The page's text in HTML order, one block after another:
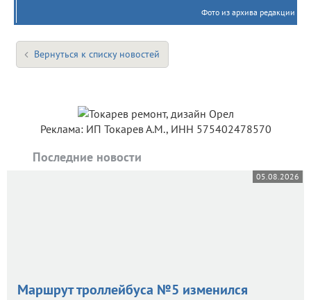
Фото из архива редакции
Вернуться к списку новостей
Реклама: ИП Токарев А.М., ИНН 575402478570
Последние новости
05.08.2026
Маршрут троллейбуса №5 изменился